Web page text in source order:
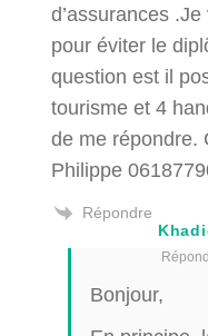
d’assurances
pour éviter le
question est il
tourisme et 4
de me répondre.
Philippe
Répondre
Bonjour,